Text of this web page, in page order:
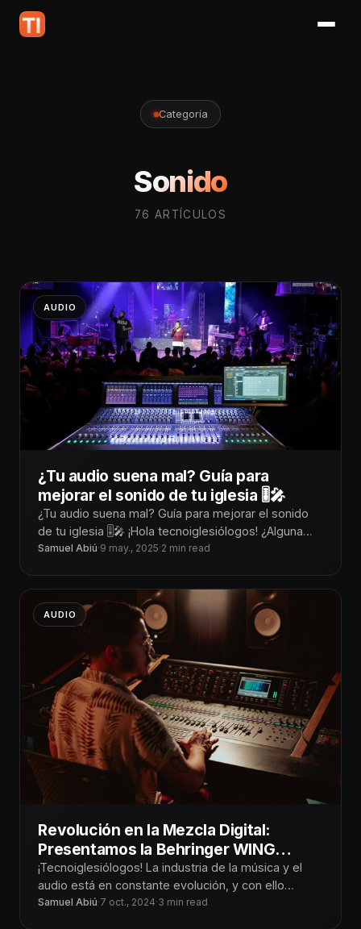
Categoría
Sonido
76 ARTÍCULOS
AUDIO
¿Tu audio suena mal? Guía para
mejorar el sonido de tu iglesia 🎚️🎤
¿Tu audio suena mal? Guía para mejorar el sonido
de tu iglesia 🎚️🎤 ¡Hola tecnoiglesiólogos! ¿Alguna
vez has estado en medio
Samuel Abiú·9 may., 2025·2 min read
AUDIO
Revolución en la Mezcla Digital:
Presentamos la Behringer WING
Series
¡Tecnoiglesiólogos! La industria de la música y el
audio está en constante evolución, y con ello
surgen herramientas innovadoras que
Samuel Abiú·7 oct., 2024·3 min read